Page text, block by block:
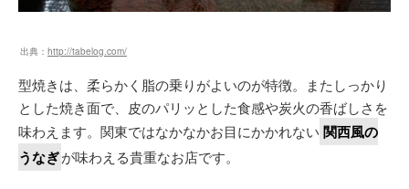
出典： http://tabelog.com/
型焼きは、柔らかく脂の乗りがよいのが特徴。またしっかり
とした焼き面で、皮のパリッとした食感や炭火の香ばしさを
味わえます。関東ではなかなかお目にかかれない 関西風の
うなぎが味わえる貴重なお店です。